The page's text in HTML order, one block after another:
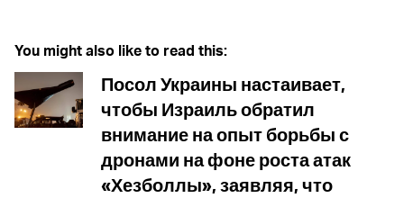
You might also like to read this:
Посол Украины настаивает,
чтобы Израиль обратил
внимание на опыт борьбы с
дронами на фоне роста атак
«Хезболлы», заявляя, что